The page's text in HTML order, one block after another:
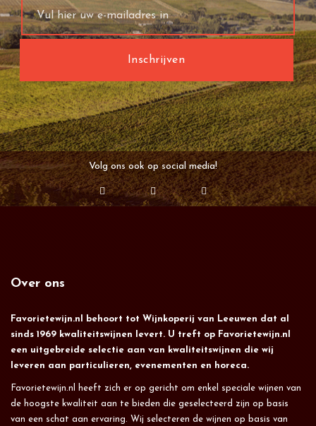
Volg ons ook op social media!
Over ons
Favorietewijn.nl behoort tot Wijnkoperij van Leeuwen dat al
sinds 1969 kwaliteitswijnen levert. U treft op Favorietewijn.nl
een uitgebreide selectie aan van kwaliteitswijnen die wij
leveren aan particulieren, evenementen en horeca.
Favorietewijn.nl heeft zich er op gericht om enkel speciale wijnen van
de hoogste kwaliteit aan te bieden die geselecteerd zijn op basis
van een schat aan ervaring. Wij selecteren de wijnen op basis van